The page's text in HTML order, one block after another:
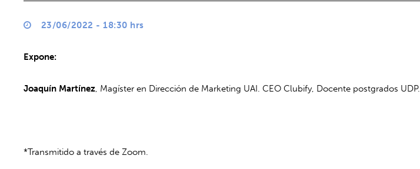
23/06/2022 - 18:30 hrs
Expone:
Joaquín Martínez, Magíster en Dirección de Marketing UAI. CEO Clubify, Docente postgrados UDP.
*Transmitido a través de Zoom.